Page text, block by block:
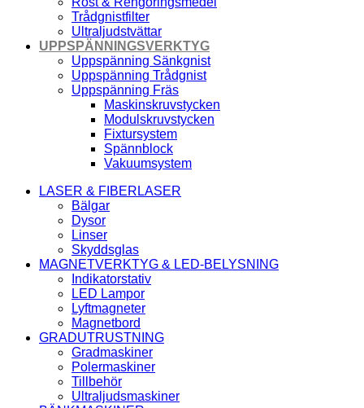
Trådgnistfilter
Ultraljudstvättar
UPPSPÄNNINGSVERKTYG
Uppspänning Sänkgnist
Uppspänning Trådgnist
Uppspänning Fräs
Maskinskruvstycken
Modulskruvstycken
Fixtursystem
Spännblock
Vakuumsystem
LASER & FIBERLASER
Bälgar
Dysor
Linser
Skyddsglas
MAGNETVERKTYG & LED-BELYSNING
Indikatorstativ
LED Lampor
Lyftmagneter
Magnetbord
GRADUTRUSTNING
Gradmaskiner
Polermaskiner
Tillbehör
Ultraljudsmaskiner